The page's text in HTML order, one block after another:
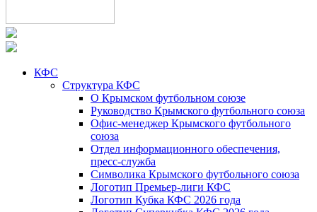
КФС
Структура КФС
О Крымском футбольном союзе
Руководство Крымского футбольного союза
Офис-менеджер Крымского футбольного
союза
Отдел информационного обеспечения,
пресс-служба
Символика Крымского футбольного союза
Логотип Премьер-лиги КФС
Логотип Кубка КФС 2026 года